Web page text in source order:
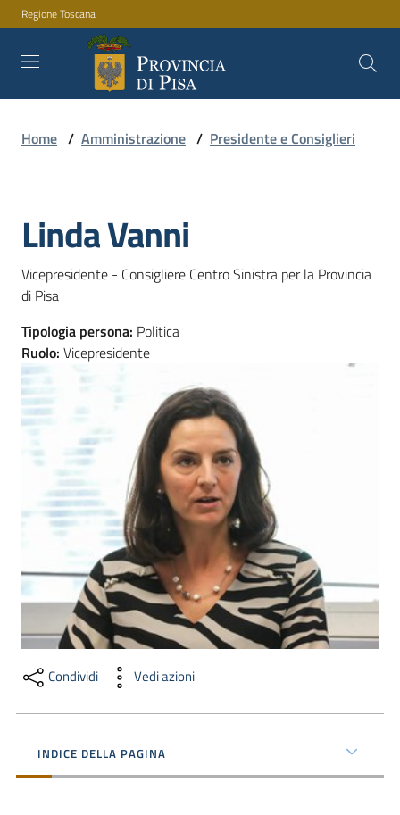
Vai al contenuto
Vai alla navigazione
Vai al footer
Regione Toscana
Amministrazione
Servizi
Novità
Documenti
e
dati
su
Home / Amministrazione / Presidente e Consiglieri
Salta al contenuto
Linda Vanni
Vicepresidente - Consigliere Centro Sinistra per la Provincia
di Pisa
Tipologia persona: Politica
Ruolo: Vicepresidente
Condividi Vedi azioni
INDICE DELLA PAGINA